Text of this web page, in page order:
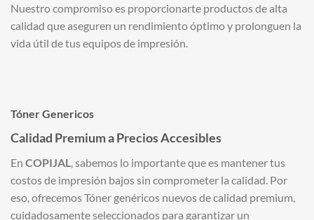
Nuestro compromiso es proporcionarte productos de alta
calidad que aseguren un rendimiento óptimo y prolonguen la
vida útil de tus equipos de impresión.
Tóner Genericos
Calidad Premium a Precios Accesibles
En COPIJAL , sabemos lo importante que es mantener tus
costos de impresión bajos sin comprometer la calidad. Por
eso, ofrecemos Tóner genéricos nuevos de calidad premium,
cuidadosamente seleccionados para garantizar un